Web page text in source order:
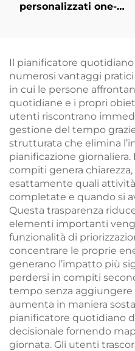
personalizzati one-
foto copertina rigida
con bordi dorati
Il pianificatore
numerosi vantaggi
in cui le persone
quotidiane e i propri
utenti riscontrano
gestione del tempo
strutturata che elimina
pianificazione giornaliera.
compiti genera
esattamente quali
completate e quando si
Questa trasparenza
elementi importanti
funzionalità di
concentrare le proprie
generano l’impatto più
perdersi in compiti
tempo senza
aumenta in maniera
pianificatore quotidiano
decisionale fornendo
giornata. Gli utenti